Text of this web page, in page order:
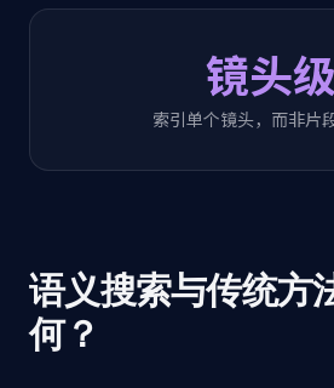
镜头级
索引单个镜头，而非片
语义搜索与传统方
何？